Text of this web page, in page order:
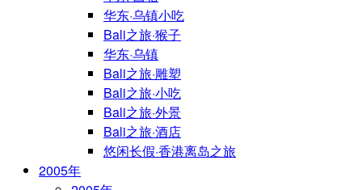
华东·乌镇小吃
Bali之旅·猴子
华东·乌镇
Bali之旅·雕塑
Bali之旅·小吃
Bali之旅·外景
Bali之旅·酒店
悠闲长假·香港离岛之旅
2005年